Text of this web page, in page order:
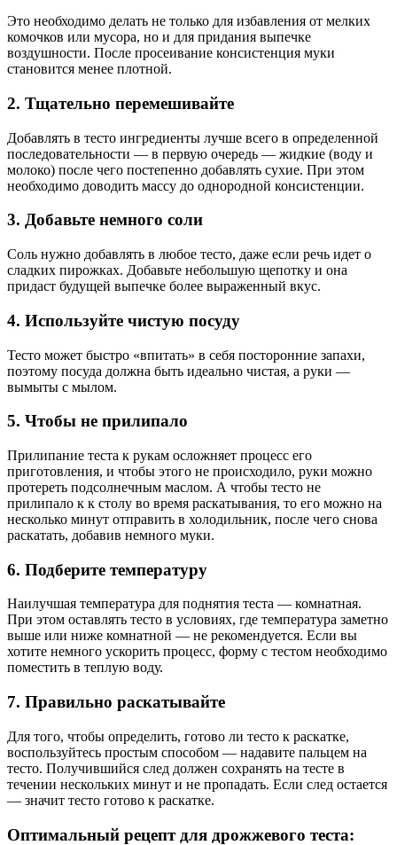
Это необходимо делать не только для избавления от мелких
комочков или мусора, но и для придания выпечке
воздушности. После просеивание консистенция муки
становится менее плотной.
2. Тщательно перемешивайте
Добавлять в тесто ингредиенты лучше всего в определенной
последовательности — в первую очередь — жидкие (воду и
молоко) после чего постепенно добавлять сухие. При этом
необходимо доводить массу до однородной консистенции.
3. Добавьте немного соли
Соль нужно добавлять в любое тесто, даже если речь идет о
сладких пирожках. Добавьте небольшую щепотку и она
придаст будущей выпечке более выраженный вкус.
4. Используйте чистую посуду
Тесто может быстро «впитать» в себя посторонние запахи,
поэтому посуда должна быть идеально чистая, а руки —
вымыты с мылом.
5. Чтобы не прилипало
Прилипание теста к рукам осложняет процесс его
приготовления, и чтобы этого не происходило, руки можно
протереть подсолнечным маслом. А чтобы тесто не
прилипало к к столу во время раскатывания, то его можно на
несколько минут отправить в холодильник, после чего снова
раскатать, добавив немного муки.
6. Подберите температуру
Наилучшая температура для поднятия теста — комнатная.
При этом оставлять тесто в условиях, где температура заметно
выше или ниже комнатной — не рекомендуется. Если вы
хотите немного ускорить процесс, форму с тестом необходимо
поместить в теплую воду.
7. Правильно раскатывайте
Для того, чтобы определить, готово ли тесто к раскатке,
воспользуйтесь простым способом — надавите пальцем на
тесто. Получившийся след должен сохранять на тесте в
течении нескольких минут и не пропадать. Если след остается
— значит тесто готово к раскатке.
Оптимальный рецепт для дрожжевого теста: